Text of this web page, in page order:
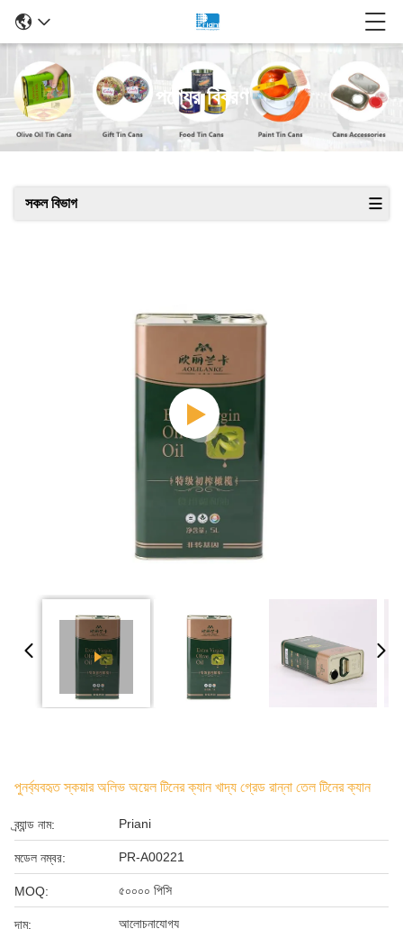
পণ্যের বিবরণ
সকল বিভাগ
পুনর্ব্যবহৃত স্কয়ার অলিভ অয়েল টিনের ক্যান খাদ্য গ্রেড রান্না তেল টিনের ক্যান
ব্র্যান্ড নাম: Priani
মডেল নম্বর: PR-A00221
MOQ: ৫০০০০ পিসি
দাম: আলোচনাযোগ্য